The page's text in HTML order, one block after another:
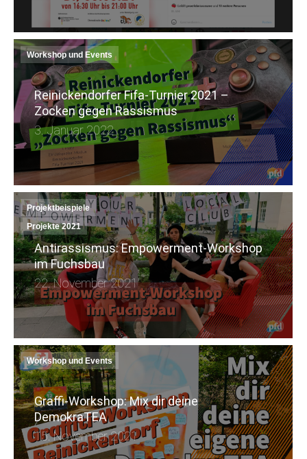
Workshop und Events
Reinickendorfer Fifa-Turnier 2021 –
Zocken gegen Rassismus
3. Januar 2022
Projektbeispiele
Projekte 2021
Antirassismus: Empowerment-Workshop
im Fuchsbau
22. November 2021
Workshop und Events
Graffi-Workshop: Mix dir deine
DemokraTEA
15. November 2021